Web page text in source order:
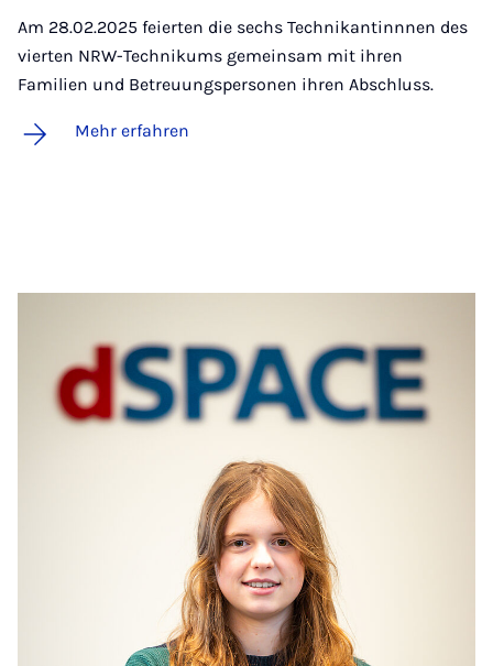
Am 28.02.2025 feierten die sechs Technikantinnnen des
vierten NRW-Technikums gemeinsam mit ihren
Familien und Betreuungspersonen ihren Abschluss.
Mehr erfahren